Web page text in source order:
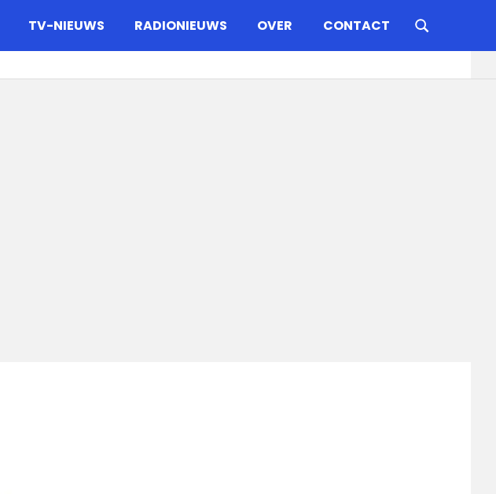
TV-NIEUWS RADIONIEUWS OVER CONTACT